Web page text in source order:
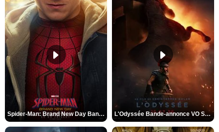
Spider-Man: Brand New Day Bande-annonce VO STFR L'Odyssée Bande-annonce VO STFR